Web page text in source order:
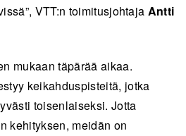
VTT:n toimitusjohtaja Antti
mukaan täpärää aikaa.
keikahduspisteitä, jotka
toisenlaiseksi. Jotta
kehityksen, meidän on